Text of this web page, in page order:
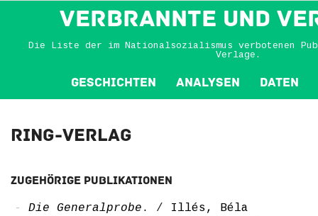
VERBRANNTE und
Die Liste der im Nationalsozialismus verbotenen
Verlage.
Geschichten Analysen Daten
Ring-Verlag
Zugehörige Publikationen
Die Generalprobe . /
Illés, Béla